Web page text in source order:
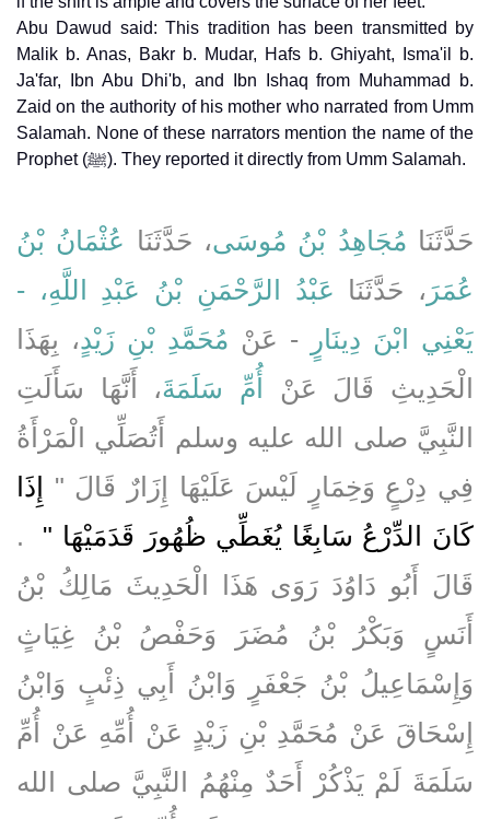
Abu Dawud said: This tradition has been transmitted by
Malik b. Anas, Bakr b. Mudar, Hafs b. Ghiyaht, Isma'il b.
Ja'far, Ibn Abu Dhi'b, and Ibn Ishaq from Muhammad b.
Zaid on the authority of his mother who narrated from Umm
Salamah. None of these narrators mention the name of the
Prophet (ﷺ). They reported it directly from Umm Salamah.
حَدَّثَنَا مُجَاهِدُ بْنُ مُوسَى، حَدَّثَنَا عُثْمَانُ بْنُ
عُمَرَ ، حَدَّثَنَا عَبْدُ الرَّحْمَنِ بْنُ عَبْدِ اللَّهِ، -
يَعْنِي ابْنَ دِينَارٍ
- عَنْ مُحَمَّدِ بْنِ زَيْدٍ، بِهَذَا
الْحَدِيثِ قَالَ عَنْ
أُمِّ سَلَمَةَ، أَنَّهَا سَأَلَتِ
النَّبِيَّ صلى الله عليه وسلم أَتُصَلِّي الْمَرْأَةُ
فِي دِرْعٍ وَخِمَارٍ لَيْسَ عَلَيْهَا إِزَارٌ قَالَ ‏"‏
إِذَا
كَانَ الدِّرْعُ سَابِغًا يُغَطِّي ظُهُورَ قَدَمَيْهَا ‏"
‏ ‏.‏
قَالَ أَبُو دَاوُدَ رَوَى هَذَا الْحَدِيثَ مَالِكُ بْنُ
أَنَسٍ وَبَكْرُ بْنُ مُضَرَ وَحَفْصُ بْنُ غِيَاثٍ
وَإِسْمَاعِيلُ بْنُ جَعْفَرٍ وَابْنُ أَبِي ذِئْبٍ وَابْنُ
إِسْحَاقَ عَنْ مُحَمَّدِ بْنِ زَيْدٍ عَنْ أُمِّهِ عَنْ أُمِّ
سَلَمَةَ لَمْ يَذْكُرْ أَحَدٌ مِنْهُمُ النَّبِيَّ صلى الله